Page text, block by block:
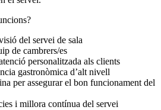
del servei de sala
de cambrers/es
personalitzada als clients
gastronòmica d’alt nivell
per assegurar el bon funcionament del
i millora contínua del servei